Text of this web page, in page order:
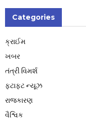
Categories
ક્રાઈમ
ખબર
તંત્રી વિમર્શ
ફટાફટ ન્યૂઝ
રાજકારણ
વૈશ્વિક